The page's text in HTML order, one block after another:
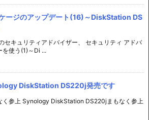
ージのアップデート(16)～DiskStation DS
セキュリティアドバイザー、 セキュリティ アドバ
を使う(1)～Di ...
DiskStation DS220j発売です
く参上 Synology DiskStation DS220jまもなく参上